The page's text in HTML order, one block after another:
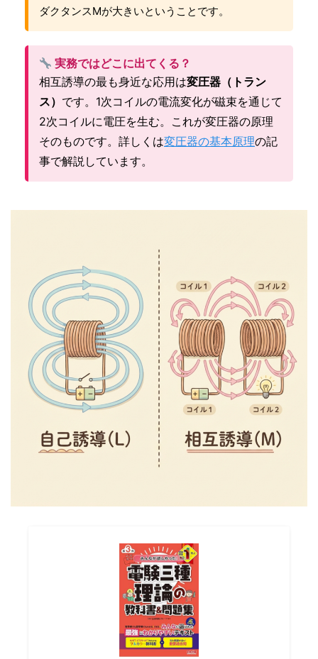
ダクタンスMが大きいということです。
実務ではどこに出てくる？
相互誘導の最も身近な応用は変圧器（トラン
ス） です。1次コイルの電流変化が磁束を通じて
2次コイルに電圧を生む。これが変圧器の原理
そのものです。詳しくは変圧器の基本原理の記
事で解説しています。